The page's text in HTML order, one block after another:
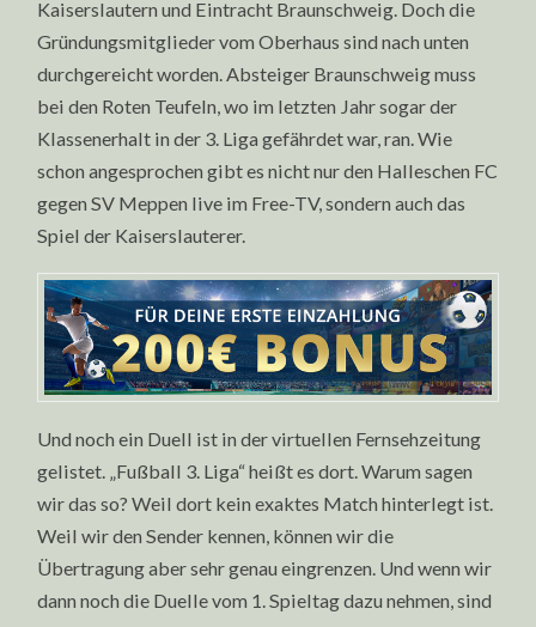
Kaiserslautern und Eintracht Braunschweig. Doch die
Gründungsmitglieder vom Oberhaus sind nach unten
durchgereicht worden. Absteiger Braunschweig muss
bei den Roten Teufeln, wo im letzten Jahr sogar der
Klassenerhalt in der 3. Liga gefährdet war, ran. Wie
schon angesprochen gibt es nicht nur den Halleschen FC
gegen SV Meppen live im Free-TV, sondern auch das
Spiel der Kaiserslauterer.
Und noch ein Duell ist in der virtuellen Fernsehzeitung
gelistet. „Fußball 3. Liga“ heißt es dort. Warum sagen
wir das so? Weil dort kein exaktes Match hinterlegt ist.
Weil wir den Sender kennen, können wir die
Übertragung aber sehr genau eingrenzen. Und wenn wir
dann noch die Duelle vom 1. Spieltag dazu nehmen, sind